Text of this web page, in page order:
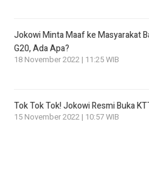
Jokowi Minta Maaf ke Masyarakat
G20, Ada Apa?
18 November 2022 | 11:25 WIB
Tok Tok Tok! Jokowi Resmi Buka
15 November 2022 | 10:57 WIB